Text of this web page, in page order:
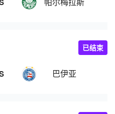
巴伊亚
已结束